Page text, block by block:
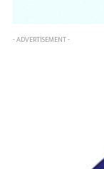
- ADVERTISEMENT -